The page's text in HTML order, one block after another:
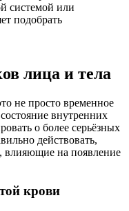
системой или
подобрать
лица и тела
не просто временное
внутренних
о более серьёзных
действовать,
влияющие на появление
крови